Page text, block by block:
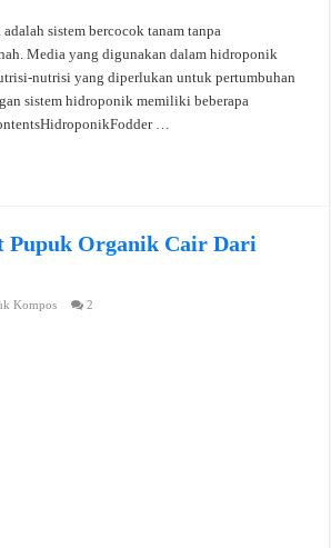
sistem bercocok tanam tanpa
Media yang digunakan dalam hidroponik
nutrisi yang diperlukan untuk pertumbuhan
sistem hidroponik memiliki beberapa
…
Pupuk Organik Cair Dari
Kompos 2